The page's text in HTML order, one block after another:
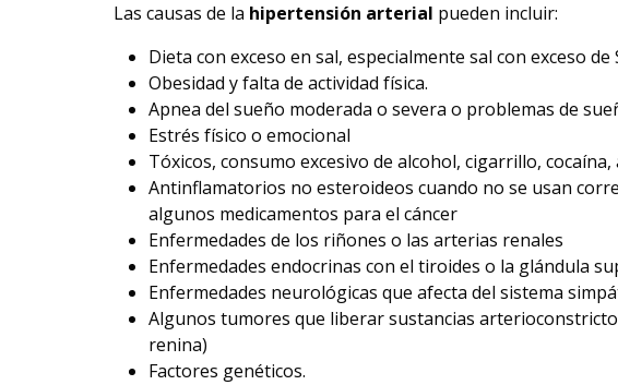
Las causas de la hipertensión arterial pueden incluir:
Dieta con exceso en sal, especialmente sal con exceso de
Obesidad y falta de actividad física.
Apnea del sueño moderada o severa o problemas de
Estrés físico o emocional
Tóxicos, consumo excesivo de alcohol, cigarrillo,
Antinflamatorios no esteroideos cuando no se usan
algunos medicamentos para el cáncer
Enfermedades de los riñones o las arterias renales
Enfermedades endocrinas con el tiroides o la glándula
Enfermedades neurológicas que afecta del sistema
Algunos tumores que liberar sustancias
renina)
Factores genéticos.